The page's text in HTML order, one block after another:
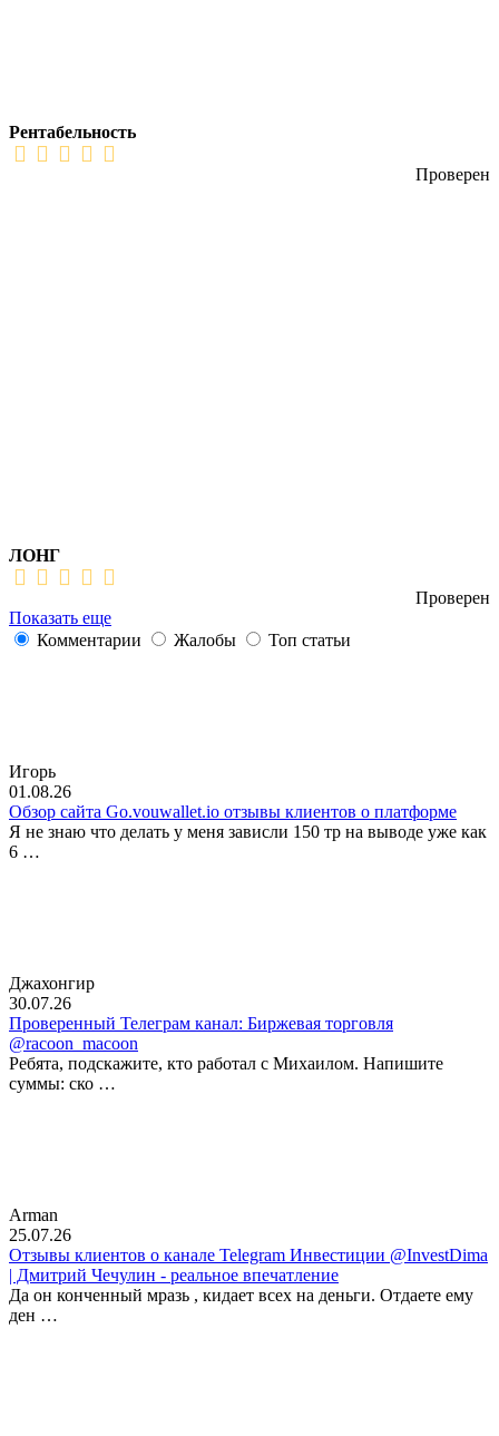
Рентабельность
Проверен
ЛОНГ
Проверен
Показать еще
Комментарии
Жалобы Топ статьи
Игорь
01.08.26
Обзор сайта Go.vouwallet.io отзывы клиентов о платформе
Я не знаю что делать у меня зависли 150 тр на выводе уже как
6 …
Джахонгир
30.07.26
Проверенный Телеграм канал: Биржевая торговля
@racoon_macoon
Ребята, подскажите, кто работал с Михаилом. Напишите
суммы: ско …
Arman
25.07.26
Отзывы клиентов о канале Telegram Инвестиции @InvestDima
| Дмитрий Чечулин - реальное впечатление
Да он конченный мразь , кидает всех на деньги. Отдаете ему
ден …